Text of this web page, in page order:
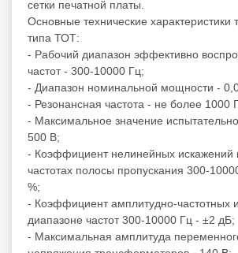
сетки печатной платы.
Основные технические
типа ТОТ:
- Рабочий диапазон эффективно
частот - 300-10000 Гц;
- Диапазон номинальной мощности -
- Резонансная частота - не более 1000
- Максимальное значение
500 В;
- Коэффициент нелинейных искажений
частотах полосы пропускания 300-
%;
- Коэффициент амплитудно-частотных
диапазоне частот 300-10000 Гц - ±2 дБ;
- Максимальная амплитуда